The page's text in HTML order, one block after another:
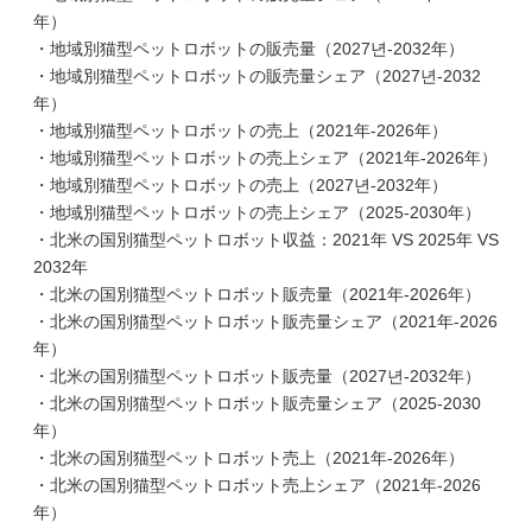
年）
・地域別猫型ペットロボットの販売量（2027년-2032年）
・地域別猫型ペットロボットの販売量シェア（2027년-2032
年）
・地域別猫型ペットロボットの売上（2021年-2026年）
・地域別猫型ペットロボットの売上シェア（2021年-2026年）
・地域別猫型ペットロボットの売上（2027년-2032年）
・地域別猫型ペットロボットの売上シェア（2025-2030年）
・北米の国別猫型ペットロボット収益：2021年 VS 2025年 VS
2032年
・北米の国別猫型ペットロボット販売量（2021年-2026年）
・北米の国別猫型ペットロボット販売量シェア（2021年-2026
年）
・北米の国別猫型ペットロボット販売量（2027년-2032年）
・北米の国別猫型ペットロボット販売量シェア（2025-2030
年）
・北米の国別猫型ペットロボット売上（2021年-2026年）
・北米の国別猫型ペットロボット売上シェア（2021年-2026
年）